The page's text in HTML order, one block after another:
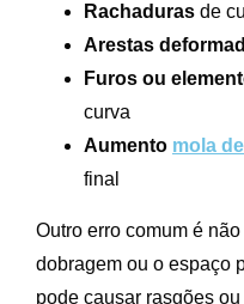
Rachaduras de
Arestas
Furos ou
curva
Aumento mola
final
Outro erro comum é
dobragem ou o espaço
pode causar rasgões